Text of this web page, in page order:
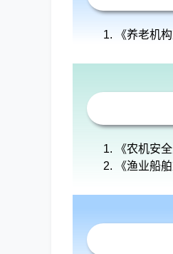
《养老机
《农机安
《渔业船